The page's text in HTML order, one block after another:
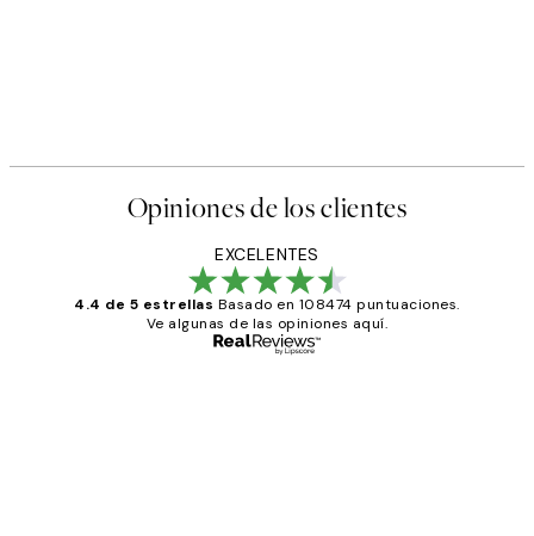
Opiniones de los clientes
EXCELENTES
4.4 de 5 estrellas Basado en 108474 puntuaciones.
Ve algunas de las opiniones aquí.